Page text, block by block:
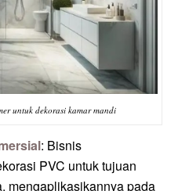
untuk dekorasi kamar mandi
: Bisnis
PVC untuk tujuan
mengaplikasikannya pada